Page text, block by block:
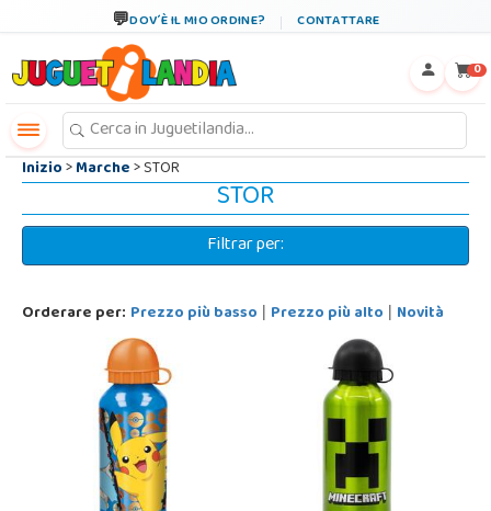
DOV´È IL MIO ORDINE? CONTATTARE
0
Inizio>Marche> STOR
STOR
Filtrar per:
Orderare per: Prezzo più basso | Prezzo più alto | Novità